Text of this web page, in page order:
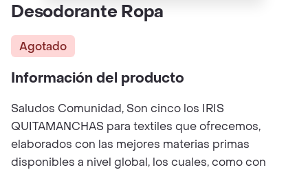
Desodorante Ropa
Agotado
Información del producto
Saludos Comunidad, Son cinco los IRIS
QUITAMANCHAS para textiles que ofrecemos,
elaborados con las mejores materias primas
disponibles a nivel global, los cuales, como con